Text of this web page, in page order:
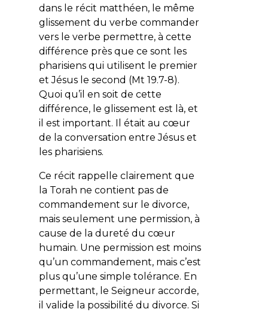
dans le récit matthéen, le même
glissement du verbe commander
vers le verbe permettre, à cette
différence près que ce sont les
pharisiens qui utilisent le premier
et Jésus le second (Mt 19.7-8).
Quoi qu’il en soit de cette
différence, le glissement est là, et
il est important. Il était au cœur
de la conversation entre Jésus et
les pharisiens.
Ce récit rappelle clairement que
la Torah ne contient pas de
commandement sur le divorce,
mais seulement une permission, à
cause de la dureté du cœur
humain. Une permission est moins
qu’un commandement, mais c’est
plus qu’une simple tolérance. En
permettant, le Seigneur accorde,
il valide la possibilité du divorce. Si